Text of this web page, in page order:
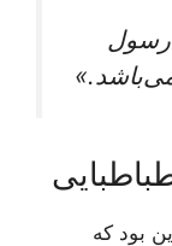
رسول
بود كه